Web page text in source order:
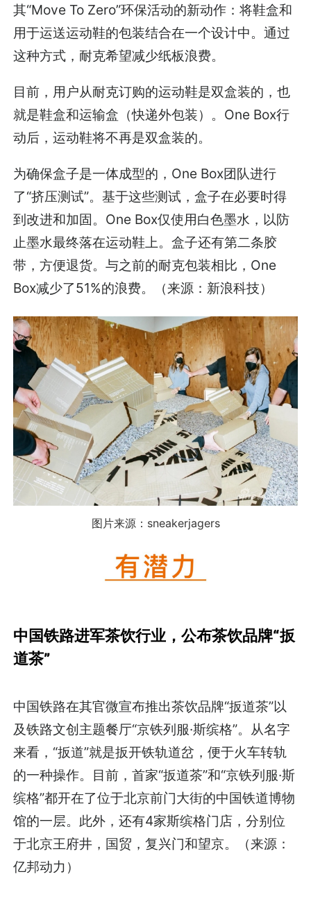
其“Move To Zero”环保活动的新动作：将鞋盒和
用于运送运动鞋的包装结合在一个设计中。通过
这种方式，耐克希望减少纸板浪费。
目前，用户从耐克订购的运动鞋是双盒装的，也
就是鞋盒和运输盒（快递外包装）。One Box行
动后，运动鞋将不再是双盒装的。
为确保盒子是一体成型的，One Box团队进行
了“挤压测试”。基于这些测试，盒子在必要时得
到改进和加固。One Box仅使用白色墨水，以防
止墨水最终落在运动鞋上。盒子还有第二条胶
带，方便退货。与之前的耐克包装相比，One
Box减少了51%的浪费。（来源：新浪科技）
图片来源：sneakerjagers
中国铁路进军茶饮行业，公布茶饮品牌“扳
道茶”
中国铁路在其官微宣布推出茶饮品牌“扳道茶”以
及铁路文创主题餐厅“京铁列服·斯缤格”。从名字
来看，“扳道”就是扳开铁轨道岔，便于火车转轨
的一种操作。目前，首家“扳道茶”和“京铁列服·斯
缤格”都开在了位于北京前门大街的中国铁道博物
馆的一层。此外，还有4家斯缤格门店，分别位
于北京王府井，国贸，复兴门和望京。（来源：
亿邦动力）